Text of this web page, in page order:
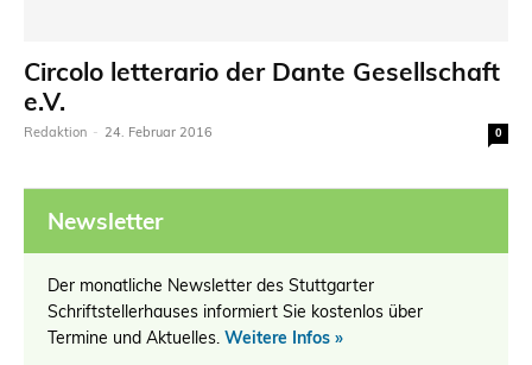
Circolo letterario der Dante Gesellschaft
e.V.
Redaktion - 24. Februar 2016 0
Newsletter
Der monatliche Newsletter des Stuttgarter
Schriftstellerhauses informiert Sie kostenlos über
Termine und Aktuelles. Weitere Infos »